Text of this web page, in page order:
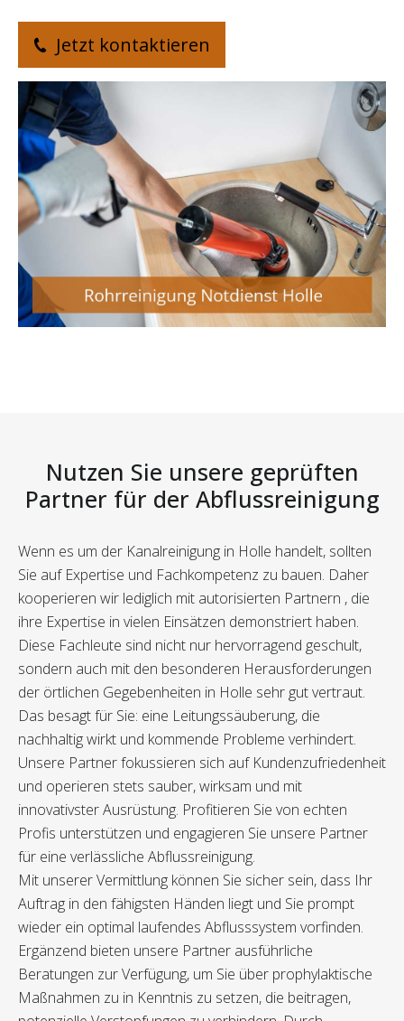
Jetzt kontaktieren
Nutzen Sie unsere geprüften
Partner für der Abflussreinigung
Wenn es um der Kanalreinigung in Holle handelt, sollten
Sie auf Expertise und Fachkompetenz zu bauen. Daher
kooperieren wir lediglich mit autorisierten Partnern , die
ihre Expertise in vielen Einsätzen demonstriert haben.
Diese Fachleute sind nicht nur hervorragend geschult,
sondern auch mit den besonderen Herausforderungen
der örtlichen Gegebenheiten in Holle sehr gut vertraut.
Das besagt für Sie: eine Leitungssäuberung, die
nachhaltig wirkt und kommende Probleme verhindert.
Unsere Partner fokussieren sich auf Kundenzufriedenheit
und operieren stets sauber, wirksam und mit
innovativster Ausrüstung. Profitieren Sie von echten
Profis unterstützen und engagieren Sie unsere Partner
für eine verlässliche Abflussreinigung.
Mit unserer Vermittlung können Sie sicher sein, dass Ihr
Auftrag in den fähigsten Händen liegt und Sie prompt
wieder ein optimal laufendes Abflusssystem vorfinden.
Ergänzend bieten unsere Partner ausführliche
Beratungen zur Verfügung, um Sie über prophylaktische
Maßnahmen zu in Kenntnis zu setzen, die beitragen,